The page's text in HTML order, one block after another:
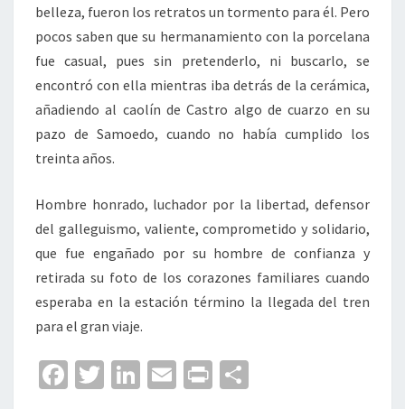
belleza, fueron los retratos un tormento para él. Pero
pocos saben que su hermanamiento con la porcelana
fue casual, pues sin pretenderlo, ni buscarlo, se
encontró con ella mientras iba detrás de la cerámica,
añadiendo al caolín de Castro algo de cuarzo en su
pazo de Samoedo, cuando no había cumplido los
treinta años.
Hombre honrado, luchador por la libertad, defensor
del galleguismo, valiente, comprometido y solidario,
que fue engañado por su hombre de confianza y
retirada su foto de los corazones familiares cuando
esperaba en la estación término la llegada del tren
para el gran viaje.
Fa T
Li
E
Pr